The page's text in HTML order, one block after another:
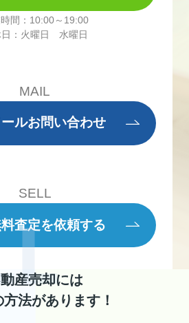
間：10:00～19:00
日：火曜日 水曜日
MAIL
ルお問い合わせ
SELL
査定を依頼する
産売却には
法があります！